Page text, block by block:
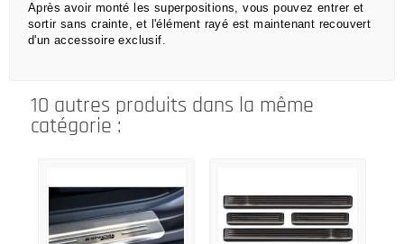
Après avoir monté les superpositions, vous pouvez entrer et
sortir sans crainte, et l'élément rayé est maintenant recouvert
d'un accessoire exclusif.
10 autres produits dans la même
catégorie :